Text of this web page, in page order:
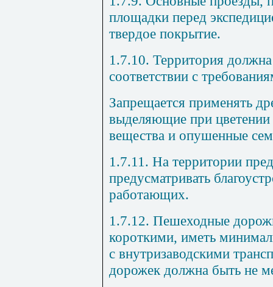
площадки перед
твердое покрытие.
1.7.10. Территория
соответствии с
Запрещается применять
выделяющие при цветении
вещества и опушенные
1.7.11. На территории
предусматривать
работающих.
1.7.12. Пешеходные
короткими, иметь
с внутризаводскими
дорожек должна быть не